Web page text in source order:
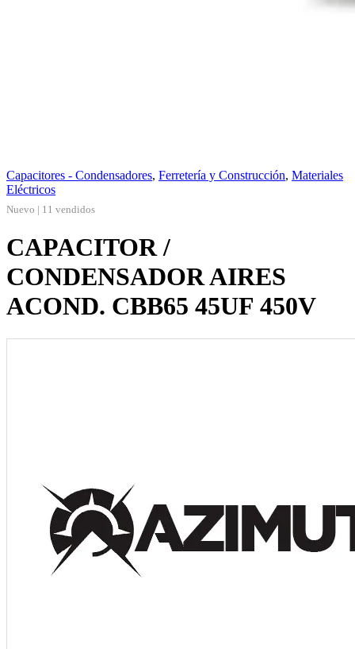
Capacitores - Condensadores, Ferretería y Construcción, Materiales
Eléctricos
Nuevo | 11 vendidos
CAPACITOR /
CONDENSADOR AIRES
ACOND. CBB65 45UF 450V